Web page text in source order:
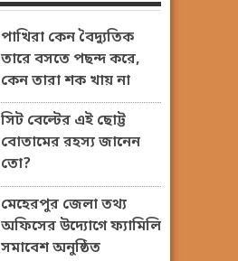
পাখিরা কেন বৈদ্যুতিক
তারে বসতে পছন্দ করে,
কেন তারা শক খায় না
সিট বেল্টের এই ছোট্ট
বোতামের রহস্য জানেন
তো?
মেহেরপুর জেলা তথ্য
অফিসের উদ্যোগে ফ্যামিলি
সমাবেশ অনুষ্ঠিত